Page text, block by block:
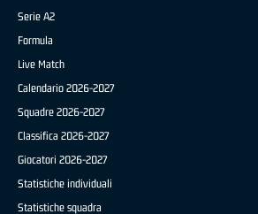
Serie A2
Formula
Live Match
Calendario 2026-2027
Squadre 2026-2027
Classifica 2026-2027
Giocatori 2026-2027
Statistiche individuali
Statistiche squadra